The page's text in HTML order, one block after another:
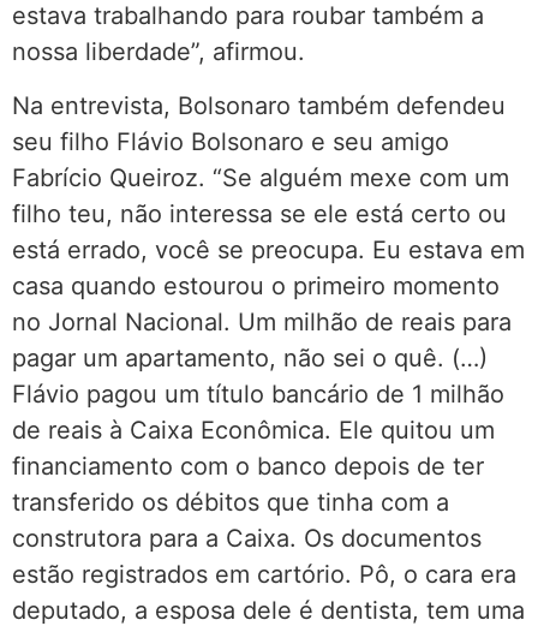
estava trabalhando para roubar também a
nossa liberdade”, afirmou.
Na entrevista, Bolsonaro também defendeu
seu filho Flávio Bolsonaro e seu amigo
Fabrício Queiroz. “Se alguém mexe com um
filho teu, não interessa se ele está certo ou
está errado, você se preocupa. Eu estava em
casa quando estourou o primeiro momento
no Jornal Nacional. Um milhão de reais para
pagar um apartamento, não sei o quê. (…)
Flávio pagou um título bancário de 1 milhão
de reais à Caixa Econômica. Ele quitou um
financiamento com o banco depois de ter
transferido os débitos que tinha com a
construtora para a Caixa. Os documentos
estão registrados em cartório. Pô, o cara era
deputado, a esposa dele é dentista, tem uma